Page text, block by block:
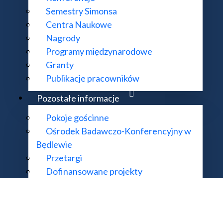
Semestry Simonsa
Centra Naukowe
Nagrody
Programy międzynarodowe
Granty
Publikacje pracowników
Pozostałe informacje
Pokoje gościnne
Ośrodek Badawczo-Konferencyjny w
Będlewie
Przetargi
Dofinansowane projekty
22 522 81 00
im@impan.pl
działania strony i treści na niej zawartych proszę kierować na adres